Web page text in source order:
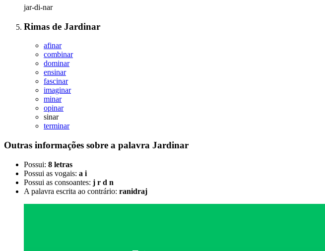
jar-di-nar
Rimas de Jardinar
afinar
combinar
dominar
ensinar
fascinar
imaginar
minar
opinar
sinar
terminar
Outras informações sobre a palavra Jardinar
Possui: 8 letras
Possui as vogais: a i
Possui as consoantes: j r d n
A palavra escrita ao contrário: ranidraj